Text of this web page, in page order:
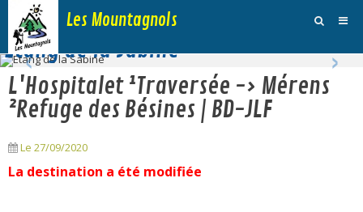
Les Mountagnols
Activités
Agenda
Adhésions et Club
Etang de la Sabine
‹ ›
L'Hospitalet ¹Traversée -> Mérens
²Refuge des Bésines | BD-JLF
Le 27/09/2020
La destination a été modifiée